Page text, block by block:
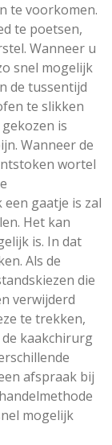
te voorkomen.
te poetsen,
Wanneer u
snel mogelijk
de tussentijd
te slikken
is
Wanneer de
wortel
gaatje is zal
Het kan
is. In dat
Als de
die
verwijderd
te trekken,
kaakchirurg
afspraak bij
mogelijk